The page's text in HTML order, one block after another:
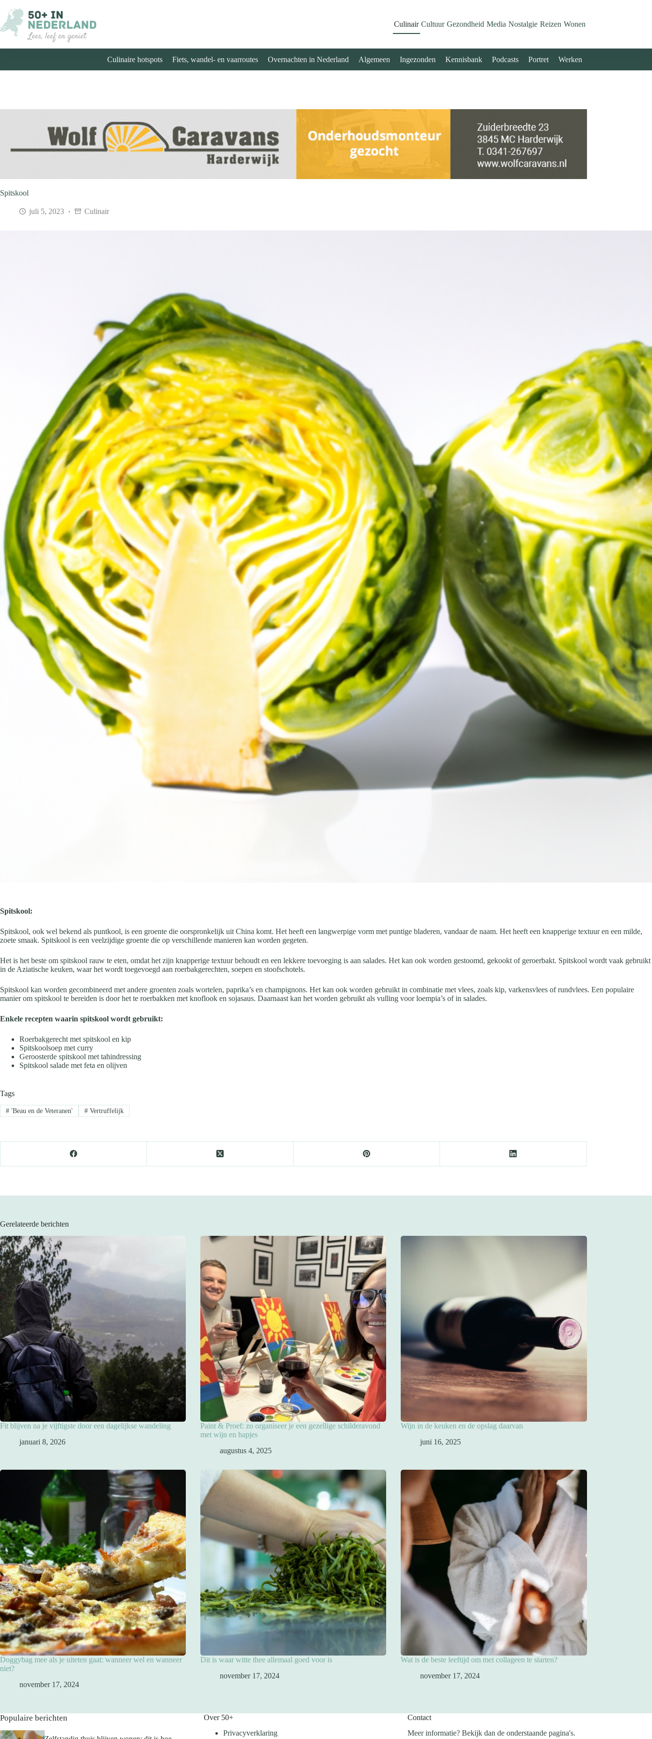
naar
de
inhoud
Culinair Cultuur Gezondheid Media Nostalgie Reizen Wonen
Culinaire hotspots Fiets, wandel- en vaarroutes Overnachten in Nederland Algemeen Ingezonden Kennisbank Podcasts Portret Werken
Spitskool
juli 5, 2023 Culinair
Spitskool:
Spitskool, ook wel bekend als puntkool, is een groente die oorspronkelijk uit China komt. Het heeft een langwerpige vorm met puntige bladeren, vandaar de naam. Het heeft een knapperige textuur en een milde,
zoete smaak. Spitskool is een veelzijdige groente die op verschillende manieren kan worden gegeten.
Het is het beste om spitskool rauw te eten, omdat het zijn knapperige textuur behoudt en een lekkere toevoeging is aan salades. Het kan ook worden gestoomd, gekookt of geroerbakt. Spitskool wordt vaak gebruikt
in de Aziatische keuken, waar het wordt toegevoegd aan roerbakgerechten, soepen en stoofschotels.
Spitskool kan worden gecombineerd met andere groenten zoals wortelen, paprika’s en champignons. Het kan ook worden gebruikt in combinatie met vlees, zoals kip, varkensvlees of rundvlees. Een populaire
manier om spitskool te bereiden is door het te roerbakken met knoflook en sojasaus. Daarnaast kan het worden gebruikt als vulling voor loempia’s of in salades.
Enkele recepten waarin spitskool wordt gebruikt:
Roerbakgerecht met spitskool en kip
Spitskoolsoep met curry
Geroosterde spitskool met tahindressing
Spitskool salade met feta en olijven
Tags
#'Beau en de Veteranen' #Vertruffelijk
Gerelateerde berichten
Fit blijven na je vijftigste door een dagelijkse wandeling
januari 8, 2026
Paint & Proef: zo organiseer je een gezellige schilderavond
met wijn en hapjes
augustus 4, 2025
Wijn in de keuken en de opslag daarvan
juni 16, 2025
Doggybag mee als je uiteten gaat: wanneer wel en wanneer
niet?
november 17, 2024
Dit is waar witte thee allemaal goed voor is
november 17, 2024
Wat is de beste leeftijd om met collageen te starten?
november 17, 2024
Populaire berichten
Over 50+
Privacyverklaring
Contact
Meer informatie? Bekijk dan de onderstaande pagina's.